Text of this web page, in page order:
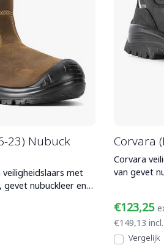
23) Nubuck
met
gevet nubuckleer en
Corvara
Corvara
van gevet
€123,25
€149,13
Vergelijk